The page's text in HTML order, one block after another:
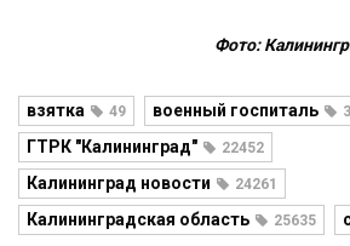
Фото:
взятка 49 военный госпиталь 3
ГТРК "Калининград" 22452
Калининград новости 24261
Калининградская область 25635